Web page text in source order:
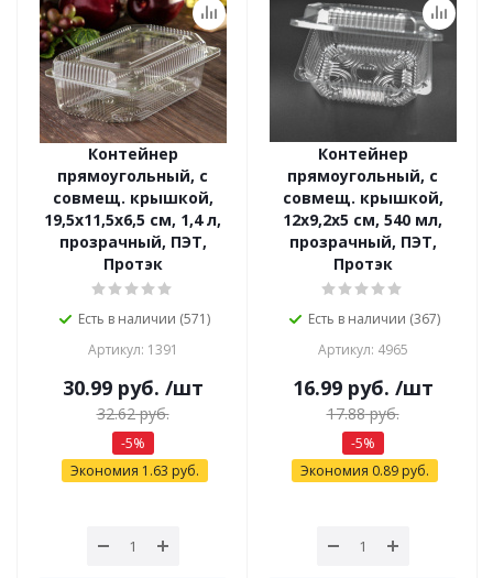
Контейнер
прямоугольный, с
совмещ. крышкой,
19,5х11,5х6,5 см, 1,4 л,
прозрачный, ПЭТ,
Протэк
Есть в наличии (571)
Артикул: 1391
30.99руб. /шт
32.62руб.
-5%
Экономия 1.63 руб.
Контейнер
прямоугольный, с
совмещ. крышкой,
12х9,2х5 см, 540 мл,
прозрачный, ПЭТ,
Протэк
Есть в наличии (367)
Артикул: 4965
16.99руб. /шт
17.88руб.
-5%
Экономия 0.89руб.